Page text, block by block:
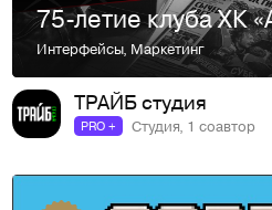
Интерфейсы, Маркетинг
ТРАЙБ студия
PRO + Студия, 1 соавтор